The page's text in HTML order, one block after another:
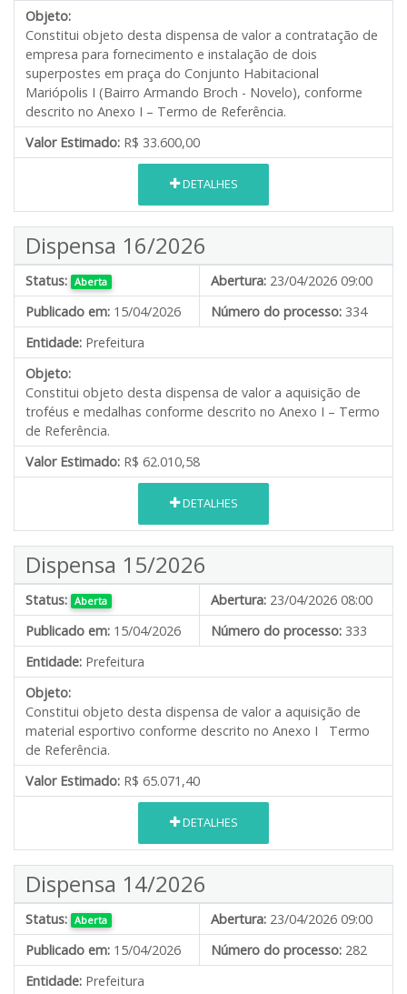
Objeto:
Constitui objeto desta dispensa de valor a contratação de
empresa para fornecimento e instalação de dois
superpostes em praça do Conjunto Habitacional
Mariópolis I (Bairro Armando Broch - Novelo), conforme
descrito no Anexo I – Termo de Referência.
Valor Estimado: R$ 33.600,00
DETALHES
Dispensa 16/2026
Status: Aberta Abertura: 23/04/2026 09:00
Publicado em: 15/04/2026 Número do processo: 334
Entidade: Prefeitura
Objeto:
Constitui objeto desta dispensa de valor a aquisição de
troféus e medalhas conforme descrito no Anexo I – Termo
de Referência.
Valor Estimado: R$ 62.010,58
DETALHES
Dispensa 15/2026
Status: Aberta Abertura: 23/04/2026 08:00
Publicado em: 15/04/2026 Número do processo: 333
Entidade: Prefeitura
Objeto:
Constitui objeto desta dispensa de valor a aquisição de
material esportivo conforme descrito no Anexo I Termo
de Referência.
Valor Estimado: R$ 65.071,40
DETALHES
Dispensa 14/2026
Status: Aberta Abertura: 23/04/2026 09:00
Publicado em: 15/04/2026 Número do processo: 282
Entidade: Prefeitura